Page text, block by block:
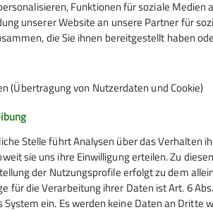
irgendwo zwischen AlpinPlus und
oder auf Klettersteige. Von
nur über die Tourenleiter und nicht
Gruppentreffen kennenlernen,
Gesichter.
Funktionen für soziale
unserer Website an unsere Partner für
die Sie ihnen bereitgestellt haben
(Übertragung von Nutzerdaten und Cookie)
Stelle führt Analysen über das Verhalten
sie uns ihre Einwilligung erteilen. Zu
der Nutzungsprofile erfolgt zu dem
für die Verarbeitung ihrer Daten ist Art. 6
ein. Es werden keine Daten an